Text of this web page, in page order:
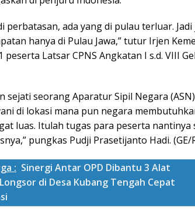
perbatasan, ada yang di pulau terluar.
hanya di Pulau Jawa,” tutur Irjen
peserta Latsar CPNS Angkatan I s.d. VIII
sejati seorang Aparatur Sipil Negara
di lokasi mana pun negara
luas. Itulah tugas para peserta nantinya
pungkas Pudji Prasetijanto Hadi. (GE/
: Sinergi Antar OPD Dibantu 3 Alat
di Desa Kubang Tengah Cepat